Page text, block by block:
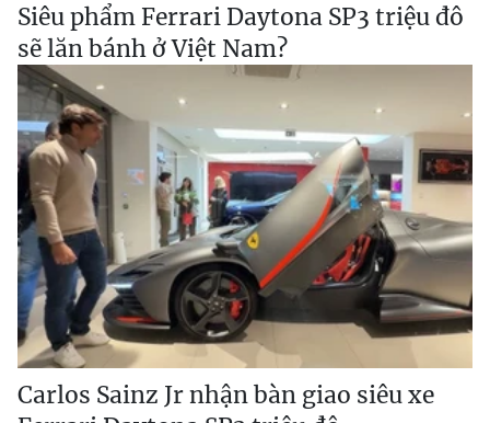
Siêu phẩm Ferrari Daytona SP3 triệu đô
sẽ lăn bánh ở Việt Nam?
Carlos Sainz Jr nhận bàn giao siêu xe